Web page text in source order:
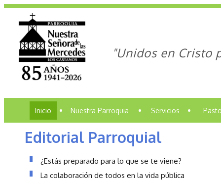
"Unidos en Cristo
Inicio • Nuestra Parroquia • Servicios •
Editorial Parroquial
¿Estás preparado para lo que se te viene?
La colaboración de todos en la vida pública